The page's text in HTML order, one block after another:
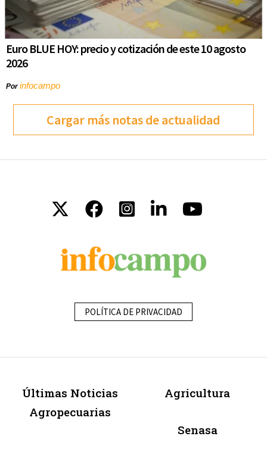
Euro BLUE HOY: precio y cotización de este 10 agosto
2026
Porinfocampo
Cargar más notas de actualidad
POLÍTICA DE PRIVACIDAD
Últimas Noticias
Agropecuarias
Agricultura
Senasa